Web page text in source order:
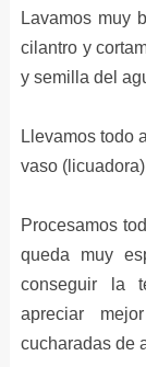
Lavamos muy
cilantro y
y semilla del
Llevamos todo
vaso
Procesamos
queda muy
conseguir la
apreciar
cucharadas de